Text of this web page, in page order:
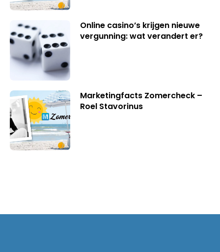
Online casino’s krijgen nieuwe
vergunning: wat verandert er?
Marketingfacts Zomercheck –
Roel Stavorinus